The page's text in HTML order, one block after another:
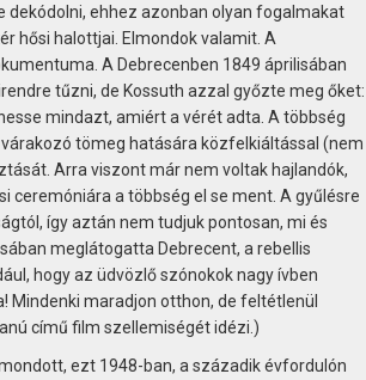
dekódolni, ehhez azonban olyan fogalmakat
hősi halottjai. Elmondok valamit. A
A Debrecenben 1849 áprilisában
tűzni, de Kossuth azzal győzte meg őket:
mindazt, amiért a vérét adta. A többség
tömeg hatására közfelkiáltással (nem
Arra viszont már nem voltak hajlandók,
ceremóniára a többség el se ment. A gyűlésre
így aztán nem tudjuk pontosan, mi és
meglátogatta Debrecent, a rebellis
hogy az üdvözlő szónokok nagy ívben
Mindenki maradjon otthon, de feltétlenül
című film szellemiségét idézi.)
ezt 1948-ban, a századik évfordulón